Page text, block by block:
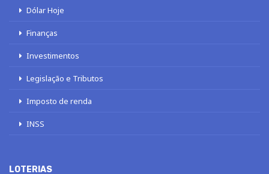
Dólar Hoje
Finanças
Investimentos
Legislação e Tributos
Imposto de renda
INSS
LOTERIAS